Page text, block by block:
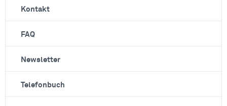
Kontakt
FAQ
Newsletter
Telefonbuch